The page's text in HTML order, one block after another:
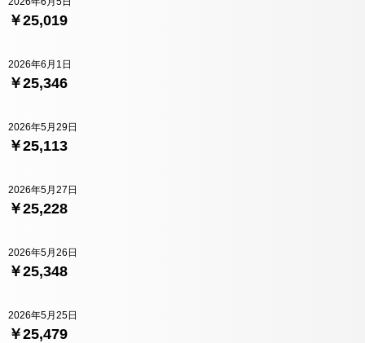
￥25,019
￥25,346
2026年6月1日
￥25,113
2026年5月29日
￥25,228
2026年5月27日
￥25,348
2026年5月26日
￥25,479
2026年5月25日